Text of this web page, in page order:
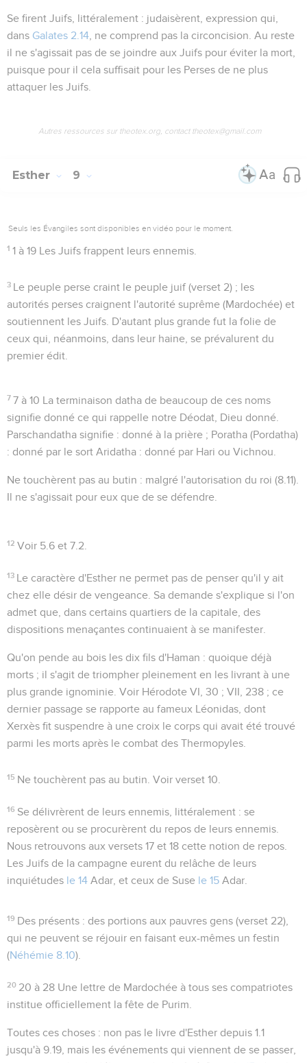
Se firent Juifs , littéralement : judaisèrent , expression qui,
dans Galates 2.14 , ne comprend pas la circoncision. Au reste
il ne s'agissait pas de se joindre aux Juifs pour éviter la mort,
puisque pour il cela suffisait pour les Perses de ne plus
attaquer les Juifs.
Autres ressources sur theotex.org, contact theotex@gmail.com
Esther 9
Seuls les Évangiles sont disponibles en vidéo pour le moment.
1 1 à 19 Les Juifs frappent leurs ennemis.
3 Le peuple perse craint le peuple juif (verset 2) ; les
autorités perses craignent l'autorité suprême (Mardochée) et
soutiennent les Juifs. D'autant plus grande fut la folie de
ceux qui, néanmoins, dans leur haine, se prévalurent du
premier édit.
7 7 à 10 La terminaison datha de beaucoup de ces noms
signifie donné ce qui rappelle notre Déodat, Dieu donné.
Parschandatha signifie : donné à la prière ; Poratha (Pordatha)
: donné par le sort Aridatha : donné par Hari ou Vichnou.
Ne touchèrent pas au butin : malgré l'autorisation du roi (8.11).
Il ne s'agissait pour eux que de se défendre.
12 Voir 5.6 et7.2
13 Le caractère d'Esther ne permet pas de penser qu'il y ait
chez elle désir de vengeance. Sa demande s'explique si l'on
admet que, dans certains quartiers de la capitale, des
dispositions menaçantes continuaient à se manifester.
Qu'on pende au bois les dix fils d'Haman : quoique déjà
morts ; il s'agit de triompher pleinement en les livrant à une
plus grande ignominie. Voir Hérodote VI, 30 ; VII, 238 ; ce
dernier passage se rapporte au fameux Léonidas, dont
Xerxès fit suspendre à une croix le corps qui avait été trouvé
parmi les morts après le combat des Thermopyles.
15 Ne touchèrent pas au butin . Voir verset 10.
16 Se délivrèrent de leurs ennemis , littéralement :se
reposèrent ou se procurèrent du repos de leurs ennemis
Nous retrouvons aux versets 17 et 18 cette notion de repos.
Les Juifs de la campagne eurent du relâche de leurs
inquiétudes le 14 Adar, et ceux de Suse le 15 Adar.
19 Des présents : des portions aux pauvres gens (verset 22),
qui ne peuvent se réjouir en faisant eux-mêmes un festin
(Néhémie 8.10).
20 20 à 28 Une lettre de Mardochée à tous ses compatriotes
institue officiellement la fête de Purim.
Toutes ces choses : non pas le livre d'Esther depuis 1.1
jusqu'à 9.19 , mais les événements qui viennent de se passer,